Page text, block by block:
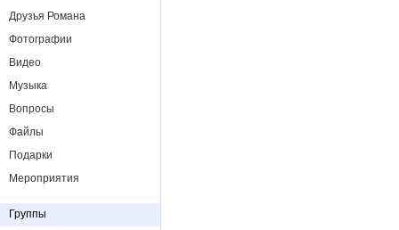
Друзья Романа
Фотографии
Видео
Музыка
Вопросы
Файлы
Подарки
Мероприятия
Группы